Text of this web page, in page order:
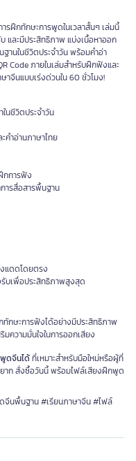
ฝึกทักษะการพูดในเวลาสั้นๆ เล่มนี้
และมีประสิทธิภาพ แบ่งเนื้อหาออก
านในชีวิตประจำวัน พร้อมคำอ่า
Code ภายในเล่มสำหรับฝึกฟังและ
าจีนแบบเร่งด่วนใน 60 ชั่วโมง!
นชีวิตประจำวัน
คำอ่านภาษาไทย
กการฟัง
ารสื่อสารพื้นฐาน
แดดโดยตรง
บเพื่อประสิทธิภาพสูงสุด
กษะการฟังได้อย่างมีประสิทธิภาพ
ความมั่นใจในการออกเสียง
ดจีนได้ที่เหมาะสำหรับมือใหม่หรือผู้ที่
ยาก สั่งซื้อวันนี้ พร้อมไฟล์เสียงฝึกพูด
นพื้นฐาน #เรียนภาษาจีน #ไฟล์